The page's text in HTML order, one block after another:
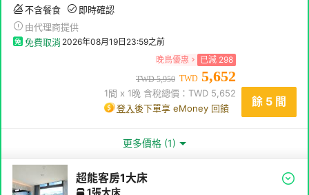
不含餐食
即時確認
由代理商提供
免費取消 2026年08月19日23:59之前
晚鳥優惠
已減 298
TWD 5,950 TWD 5,652
1間 x 1晚 含稅總價：TWD 5,652
登入後下單享 eMoney 回饋 餘 5 間
更多價格 (1)
超能客房1大床
1張大床